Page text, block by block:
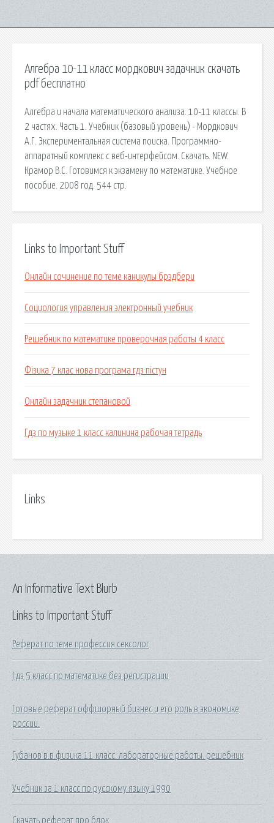
Алгебра 10-11 класс мордкович задачник скачать
pdf бесплатно
Алгебра и начала математического анализа. 10-11 классы. В
2 частях. Часть 1. Учебник (базовый уровень) - Мордкович
А.Г. Экспериментальная система поиска. Программно-
аппаратный комплекс с веб-интерфейсом. Скачать. NEW.
Крамор В.С. Готовимся к экзамену по математике. Учебное
пособие. 2008 год. 544 стр.
Links to Important Stuff
Онлайн сочинение по теме каникулы брэдбери
Социология управления электронный учебник
Решебник по математике проверочная работы 4 класс
Фізика 7 клас нова програма гдз пістун
Онлайн задачник степановой
Гдз по музыке 1 класс калинина рабочая тетрадь
Links
Links to Important Stuff
Реферат по теме профессия сексолог
Гдз 5 класс по математике без регистрации
Готовые реферат оффшорный бизнес и его роль в экономике
россии.
Губанов в.в.физика.11 класс. лабораторные работы. решебник
Учебник за 1 класс по русскому языку 1990
Скачать реферат про блок
An Informative Text Blurb